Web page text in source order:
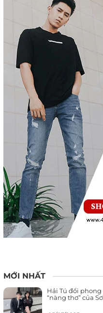
MỚI NHẤT
Hải Tú đổi
“nàng thơ” của